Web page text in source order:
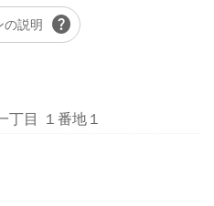
の説明 help
丁目 １番地１